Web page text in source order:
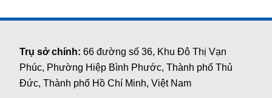
Trụ sở chính:66 đường số 36, Khu Đô Thị Vạn
Phúc, Phường Hiệp Bình Phước, Thành phố Thủ
Đức, Thành phố Hồ Chí Minh, Việt Nam